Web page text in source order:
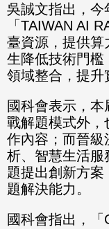
吳誠文指出，今
「TAIWAN AI
臺資源，提供算
生降低技術門檻
領域整合，提升
國科會表示，本
戰解題模式外，
作內容；而晉級
析、智慧生活服
題提出創新方案
題解決能力。
國科會指出，「